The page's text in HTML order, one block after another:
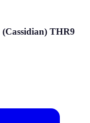
THR9